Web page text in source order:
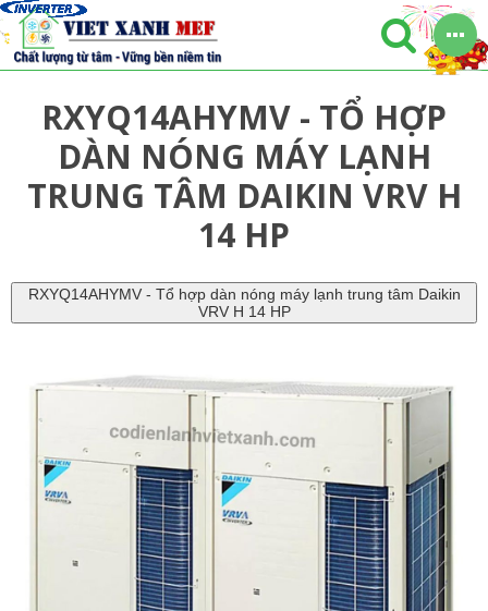
RXYQ14AHYMV - TỔ HỢP
DÀN NÓNG MÁY LẠNH
TRUNG TÂM DAIKIN VRV H
14 HP
RXYQ14AHYMV - Tổ hợp dàn nóng máy lạnh trung tâm Daikin
VRV H 14 HP